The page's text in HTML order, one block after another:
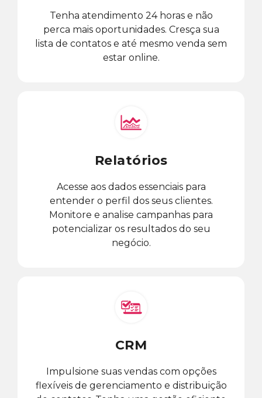
Tenha atendimento 24 horas e não
perca mais oportunidades. Cresça sua
lista de contatos e até mesmo venda sem
estar online.
Relatórios
Acesse aos dados essenciais para
entender o perfil dos seus clientes.
Monitore e analise campanhas para
potencializar os resultados do seu
negócio.
CRM
Impulsione suas vendas com opções
flexíveis de gerenciamento e distribuição